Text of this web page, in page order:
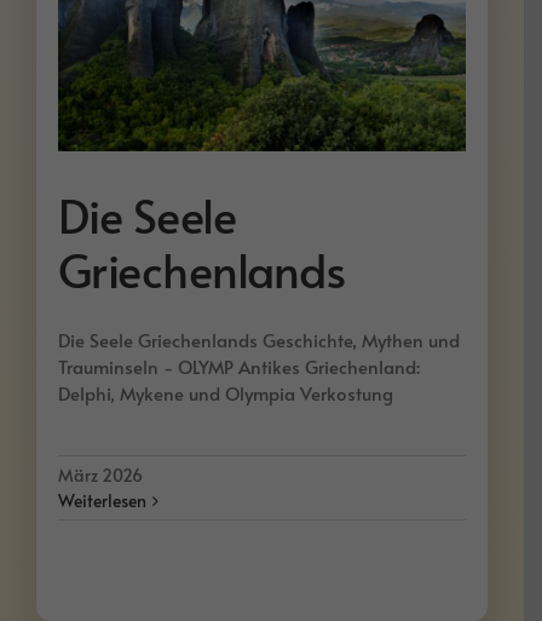
Die Seele
Griechenlands
Die Seele Griechenlands Geschichte, Mythen und
Trauminseln - OLYMP Antikes Griechenland:
Delphi, Mykene und Olympia Verkostung
März 2026
Weiterlesen